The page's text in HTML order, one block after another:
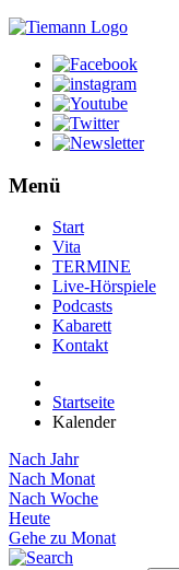
Menü
Start
Vita
TERMINE
Live-Hörspiele
Podcasts
Kabarett
Kontakt
Startseite
Kalender
Nach Jahr
Nach Monat
Nach Woche
Heute
Gehe zu Monat